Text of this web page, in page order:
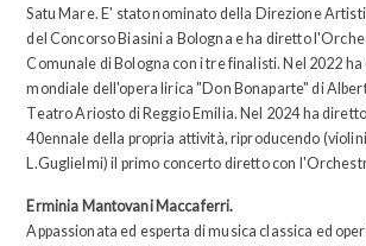
Satu Mare. E' stato nominato della Direzione
del Concorso Biasini a Bologna e ha diretto
Comunale di Bologna con i tre finalisti. Nel 2022
mondiale dell'opera lirica "Don Bonaparte" di
Teatro Ariosto di Reggio Emilia. Nel 2024 ha
40ennale della propria attività, riproducendo
L.Guglielmi) il primo concerto diretto con
Erminia Mantovani Maccaferri.
Appassionata ed esperta di musica classica ed